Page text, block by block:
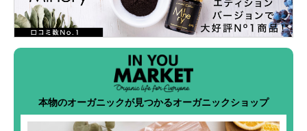
本物のオーガニックが見つかるオーガニックショップ